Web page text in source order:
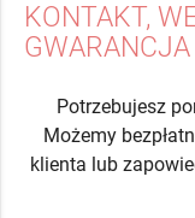
KONTAKT,
GWARANCJA
Potrzebujesz
Możemy
klienta lub